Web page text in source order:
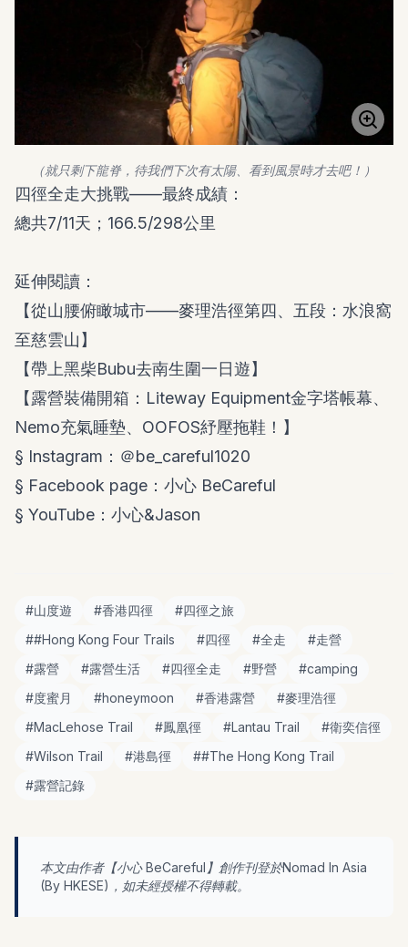
（就只剩下龍脊，待我們下次有太陽、看到風景時才去吧！）
四徑全走大挑戰——最終成績：
總共7/11天；166.5/298公里
延伸閱讀：
【從山腰俯瞰城市——麥理浩徑第四、五段：水浪窩
至慈雲山】
【帶上黑柴Bubu去南生圍一日遊】
【露營裝備開箱：Liteway Equipment金字塔帳幕、
Nemo充氣睡墊、OOFOS紓壓拖鞋！】
§ Instagram： ＠be_careful1020
§ Facebook page： 小心 BeCareful
§ YouTube： 小心&Jason
#山度遊 #香港四徑 #四徑之旅
##Hong Kong Four Trails #四徑 #全走 #走營
#露營 #露營生活 #四徑全走 #野營 #camping
#度蜜月 #honeymoon #香港露營 #麥理浩徑
#MacLehose Trail #鳳凰徑 #Lantau Trail #衛奕信徑
#Wilson Trail #港島徑 ##The Hong Kong Trail
#露營記錄
本文由作者【小心 BeCareful 】創作刊登於Nomad In Asia
(By HKESE)，如未經授權不得轉載。